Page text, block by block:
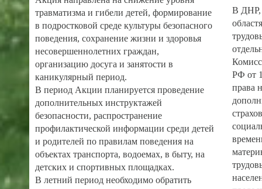
травматизма и гибели детей, формирование
в подростковой среде культуры безопасного
поведения, сохранение жизни и здоровья
несовершеннолетних граждан,
организацию досуга и занятости в
каникулярный период.
В период Акции планируется проведение
дополнительных инструктажей
безопасности, распространение
профилактической информации среди детей
и родителей по правилам поведения на
объектах транспорта, водоемах, в быту, на
детских и спортивных площадках.
В летний период необходимо обратить
В ДНР,
РФ от
права